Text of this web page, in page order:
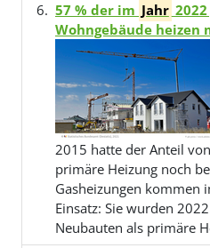
57 % der im Jahr
Wohngebäude heizen
2015 hatte der Anteil
primäre Heizung noch
Gasheizungen kommen
Einsatz: Sie wurden
Neubauten als primäre